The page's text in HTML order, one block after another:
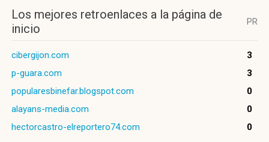
Los mejores retroenlaces a la página de
inicio
PR
cibergijon.com
3
p-guara.com
3
popularesbinefar.blogspot.com
0
alayans-media.com
0
hectorcastro-elreportero74.com
0